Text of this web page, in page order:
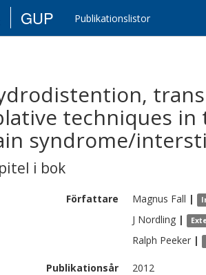
GUP Publikationslistor
techniques
syndrome/
i bok
Författare Magnus Fall |
J Nordling |
Ralph Peeker |
Publikationsår
2012